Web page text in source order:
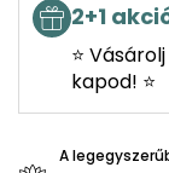
2+1
⭐
kapod! ⭐
A